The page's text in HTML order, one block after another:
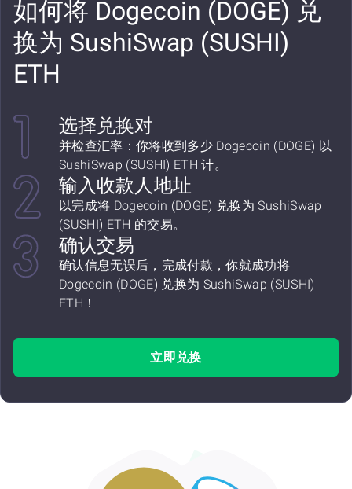
如何将 Dogecoin (DOGE) 兑
换为 SushiSwap (SUSHI)
ETH
选择兑换对
并检查汇率：你将收到多少 Dogecoin (DOGE) 以
SushiSwap (SUSHI) ETH 计。
输入收款人地址
以完成将 Dogecoin (DOGE) 兑换为 SushiSwap
(SUSHI) ETH 的交易。
确认交易
确认信息无误后，完成付款，你就成功将
Dogecoin (DOGE) 兑换为 SushiSwap (SUSHI)
ETH！
立即兑换